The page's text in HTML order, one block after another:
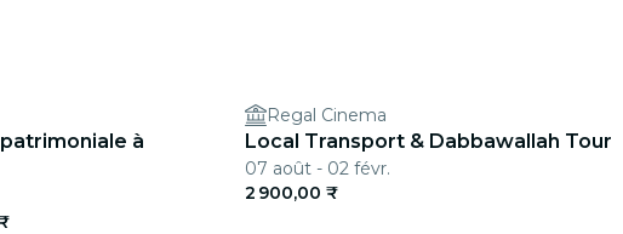
à
Regal Cinema
Local Transport & Dabbawallah Tour
07 août - 02 févr.
2 900,00 ₹